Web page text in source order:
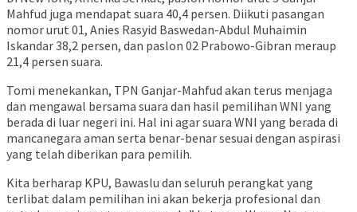
Mahfud juga mendapat suara 40,4 persen. Diikuti pasangan
nomor urut 01, Anies Rasyid Baswedan-Abdul Muhaimin
Iskandar 38,2 persen, dan paslon 02 Prabowo-Gibran meraup
21,4 persen suara.
Tomi menekankan, TPN Ganjar-Mahfud akan terus menjaga
dan mengawal bersama suara dan hasil pemilihan WNI yang
berada di luar negeri ini. Hal ini agar suara WNI yang berada di
mancanegara aman serta benar-benar sesuai dengan aspirasi
yang telah diberikan para pemilih.
Kita berharap KPU, Bawaslu dan seluruh perangkat yang
terlibat dalam pemilihan ini akan bekerja profesional dan